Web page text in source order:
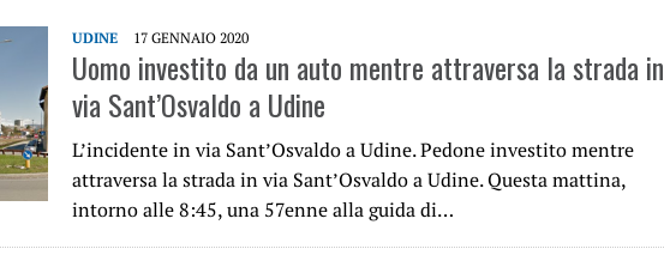
UDINE 17 GENNAIO 2020
Uomo investito da un auto mentre attraversa la strada in
via Sant’Osvaldo a Udine
L’incidente in via Sant’Osvaldo a Udine. Pedone investito mentre
attraversa la strada in via Sant’Osvaldo a Udine. Questa mattina,
intorno alle 8:45, una 57enne alla guida di…